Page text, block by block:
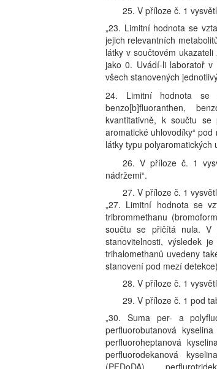
25. V příloze č. 1
„23. Limitní hodnota se
jejich relevantních
látky v součtovém
jako 0. Uvádí-li laboratoř v
všech stanovených
24. Limitní hodnota se
benzo[b]fluoranthen,
kvantitativně, k součtu se
aromatické uhlovodíky“
látky typu polyaromatických
26. V příloze č. 1
nádržemi“.
27. V příloze č. 1
„27. Limitní hodnota se
tribrommethanu
součtu se přičítá nula. V
stanovitelnosti, výsledek
trihalomethanů uvedeny
stanovení pod mezí
28. V příloze č. 1
29. V příloze č. 1 pod
„30. Suma per- a
perfluorobutanová
perfluoroheptanová
perfluorodekanová
(PFDoDA),